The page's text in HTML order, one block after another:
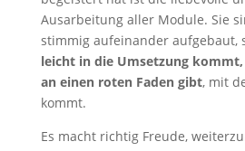
Ausarbeitung aller Module. Sie
stimmig aufeinander aufgebaut,
leicht in die Umsetzung
an einen roten Faden gibt, mit
kommt.
Es macht richtig Freude,